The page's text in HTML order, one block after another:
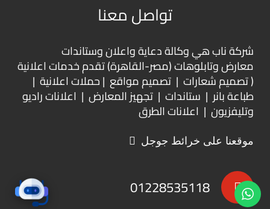
تواصل معنا
شركة ناب هي وكالة دعاية واعلان وستاندات
معارضوتابلوهات(مصر-القاهرة) تقدم خدمات اعلانية
( تصميم شعارات | تصميم مواقع | حملات اعلانية |
طباعة بانر | ستاندات | تجهيز المعارض | اعلانات راديو
وتليفزيون | اعلانات الطرق
موقعنا على خرائط جوجل
01228535118